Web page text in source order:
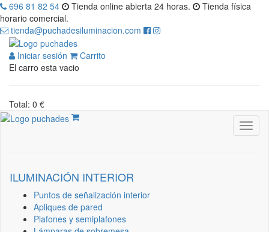
696 81 82 54 Tienda online abierta 24 horas.
Tienda física
horario comercial.
tienda@puchadesiluminacion.com
Iniciar sesión
Carrito
El carro esta vacio
Total: 0 €
ILUMINACIÓN INTERIOR
Puntos de señalización interior
Apliques de pared
Plafones y semiplafones